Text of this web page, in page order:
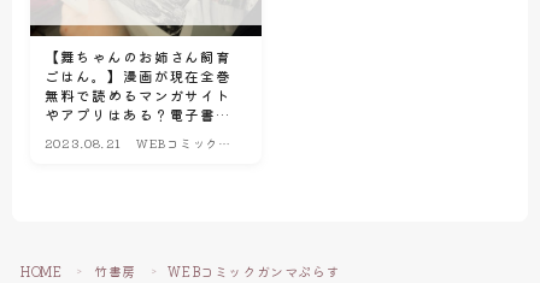
【舞ちゃんのお姉さん飼育
ごはん。】漫画が現在全巻
無料で読めるマンガサイト
やアプリはある？電子書
籍・コミック配信サービス
のサブスク比較情報
2023.08.21
WEBコミックガ
HOME ＞ 竹書房 ＞ WEBコミックガンマぷらす